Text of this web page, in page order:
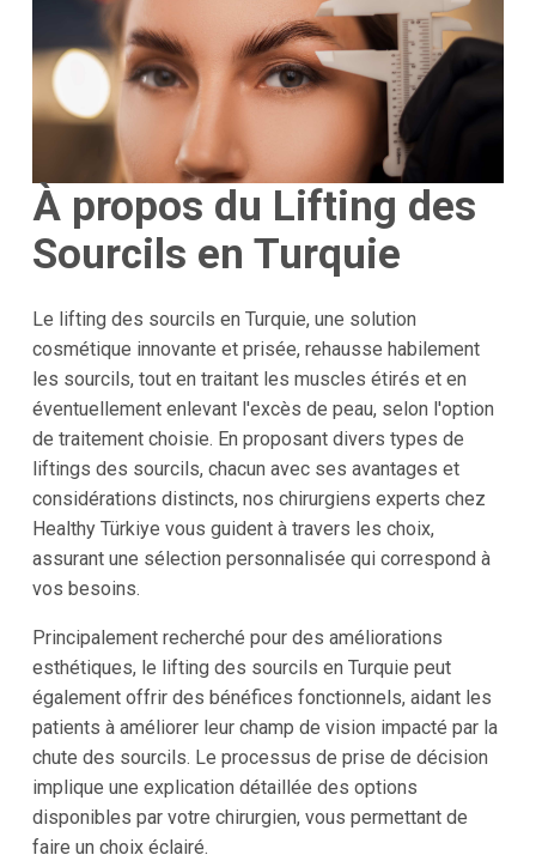
À propos du Lifting des
Sourcils en Turquie
Le lifting des sourcils en Turquie, une solution
cosmétique innovante et prisée, rehausse habilement
les sourcils, tout en traitant les muscles étirés et en
éventuellement enlevant l'excès de peau, selon l'option
de traitement choisie. En proposant divers types de
liftings des sourcils, chacun avec ses avantages et
considérations distincts, nos chirurgiens experts chez
Healthy Türkiye vous guident à travers les choix,
assurant une sélection personnalisée qui correspond à
vos besoins.
Principalement recherché pour des améliorations
esthétiques, le lifting des sourcils en Turquie peut
également offrir des bénéfices fonctionnels, aidant les
patients à améliorer leur champ de vision impacté par la
chute des sourcils. Le processus de prise de décision
implique une explication détaillée des options
disponibles par votre chirurgien, vous permettant de
faire un choix éclairé.